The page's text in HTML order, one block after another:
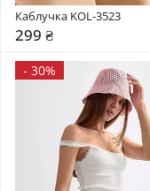
Каблучка KOL-3523
299 ₴
- 30%